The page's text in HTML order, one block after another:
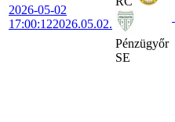
2026-05-02
17:00:122026.05.02.
Pénzügyőr
SE